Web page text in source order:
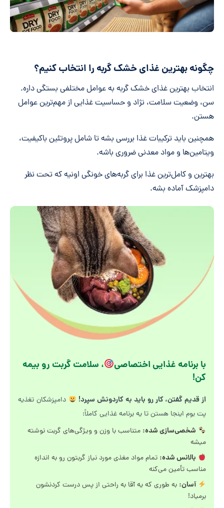
چگونه بهترین غذای خشک گربه را انتخاب کنیم؟
انتخاب بهترین غذای خشک گربه به عوامل مختلفی بستگی داره.
سن، وضعیت سلامت، نژاد و حساسیت غذایی از مهم‌ترین عوامل
هستن.
همچنین باید ترکیبات غذا بررسی بشه تا شامل پروتئین باکیفیت،
ویتامین‌ها و مواد معدنی ضروری باشه.
بهترین و کامل‌ترین غذا برای گربه‌های خونگی اونیه که تحت نظر
دامپزشک آماده بشه.
با برنامه غذایی اختصاصی
، سلامت گربت رو بیمه
کن!
از قدیم گفتن، کار رو باید به کاردونش سپرد!
دامپزشکان تغذیه
پت بوم اینجا هستن تا یه برنامه غذایی کاملاً:
شخصی‌سازی شده: متناسب با وزن و ویژگی‌های گربت نوشته
میشه
بالانس شده: تمام مواد مغذی مورد نیاز گربتون رو به اندازه
مناسب تأمین می‌کنه
آسان: به طوری که یه آقا به راحتی از پس درست کردنشون
برمیاد!